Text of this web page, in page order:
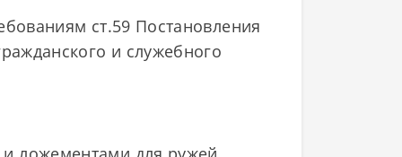
ст.59 Постановления
и служебного